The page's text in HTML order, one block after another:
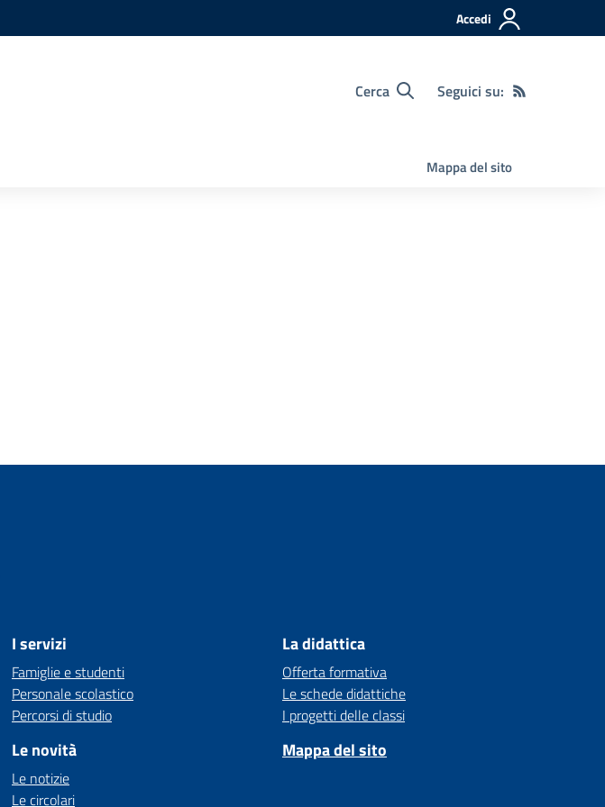
Accedi
Cerca Seguici su:
Mappa del sito
I servizi
Famiglie e studenti
Personale scolastico
Percorsi di studio
Le novità
Le notizie
Le circolari
La didattica
Offerta formativa
Le schede didattiche
I progetti delle classi
Mappa del sito